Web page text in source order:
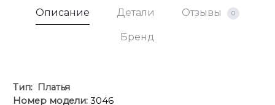
Описание Детали Отзывы 0
Бренд
Тип:
Платья
Номер модели: 3046